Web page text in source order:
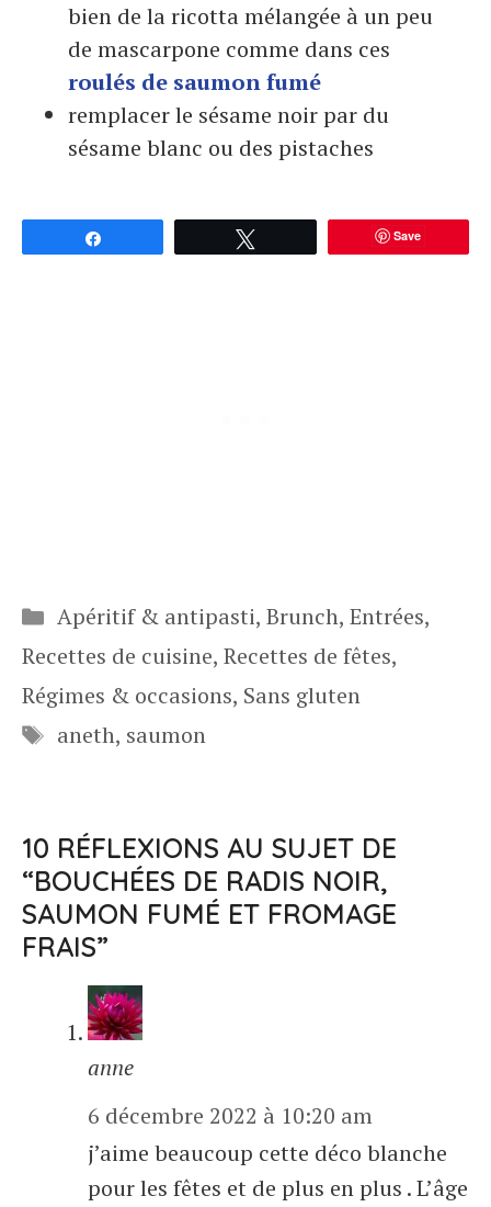
bien de la ricotta mélangée à un peu
de mascarpone comme dans ces
roulés de saumon fumé
remplacer le sésame noir par du
sésame blanc ou des pistaches
Save
Catégories
Apéritif & antipasti, Brunch, Entrées,
Recettes de cuisine, Recettes de fêtes,
Régimes & occasions, Sans gluten
Étiquettes
aneth, saumon
10 RÉFLEXIONS AU SUJET DE
“BOUCHÉES DE RADIS NOIR,
SAUMON FUMÉ ET FROMAGE
FRAIS”
anne
6 décembre 2022 à 10:20 am
j’aime beaucoup cette déco blanche
pour les fêtes et de plus en plus . L’âge